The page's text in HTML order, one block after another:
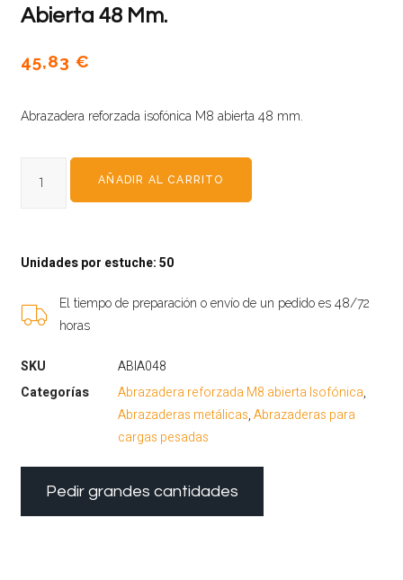
Abierta 48 Mm.
45,83€
Abrazadera reforzada isofónica M8 abierta 48 mm.
AÑADIR AL CARRITO
Unidades por estuche: 50
El tiempo de preparación o envío de un pedido es 48/72
horas
SKU
ABIA048
Categorías
Abrazadera reforzada M8 abierta Isofónica,
Abrazaderas metálicas,Abrazaderas para
cargas pesadas
Pedir grandes cantidades